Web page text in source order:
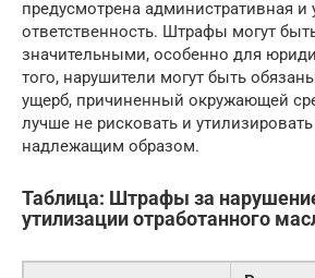
предусмотрена административная и
ответственность. Штрафы могут
значительными, особенно для
того, нарушители могут быть
ущерб, причиненный окружающей
лучше не рисковать и
надлежащим образом.
Таблица: Штрафы за
утилизации отработанного